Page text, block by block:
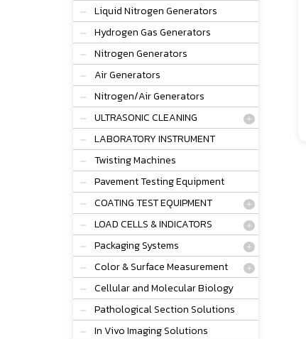
Liquid Nitrogen Generators
Hydrogen Gas Generators
Nitrogen Generators
Air Generators
Nitrogen/Air Generators
ULTRASONIC CLEANING
LABORATORY INSTRUMENT
Twisting Machines
Pavement Testing Equipment
COATING TEST EQUIPMENT
LOAD CELLS & INDICATORS
Packaging Systems
Color & Surface Measurement
Cellular and Molecular Biology
Pathological Section Solutions
In Vivo Imaging Solutions